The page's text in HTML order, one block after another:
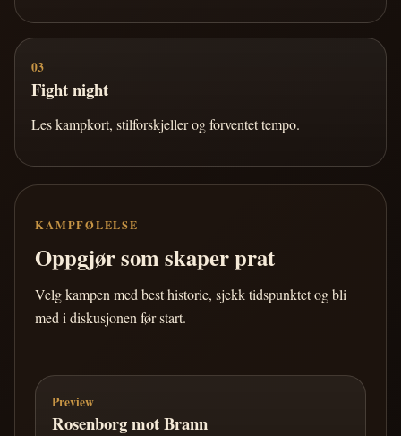
03
Fight night
Les kampkort, stilforskjeller og forventet tempo.
KAMPFØLELSE
Oppgjør som skaper prat
Velg kampen med best historie, sjekk tidspunktet og bli
med i diskusjonen før start.
Preview
Rosenborg mot Brann